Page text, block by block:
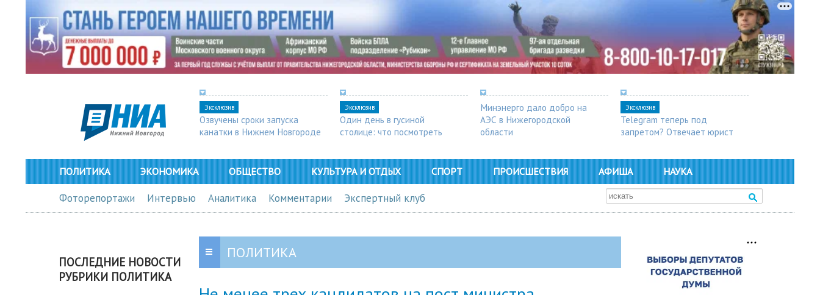
Эксклюзив
Озвучены сроки запуска
канатки в Нижнем Новгороде
Эксклюзив
Один день в гусиной
столице: что посмотреть
Минэнерго дало добро на
АЭС в Нижегородской
области
Эксклюзив
Telegram теперь под
запретом? Отвечает юрист
ПОЛИТИКА ЭКОНОМИКА ОБЩЕСТВО КУЛЬТУРА И ОТДЫХ СПОРТ ПРОИСШЕСТВИЯ АФИША НАУКА
Фоторепортажи Интервью Аналитика Комментарии Экспертный клуб
ПОСЛЕДНИЕ НОВОСТИ
РУБРИКИ ПОЛИТИКА
ПОЛИТИКА